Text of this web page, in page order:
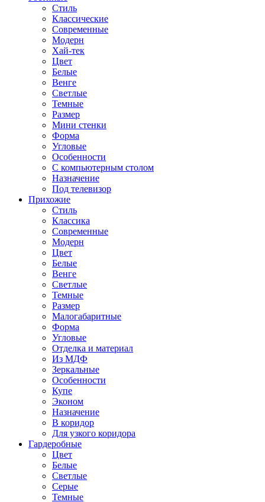
Стиль
Классические
Современные
Модерн
Хай-тек
Цвет
Белые
Венге
Светлые
Темные
Размер
Мини стенки
Форма
Угловые
Особенности
С компьютерным столом
Назначение
Под телевизор
Прихожие
Стиль
Классика
Современные
Модерн
Цвет
Белые
Венге
Светлые
Темные
Размер
Малогабаритные
Форма
Угловые
Отделка и материал
Из МДФ
Зеркальные
Особенности
Купе
Эконом
Назначение
В коридор
Для узкого коридора
Гардеробные
Цвет
Белые
Светлые
Серые
Темные